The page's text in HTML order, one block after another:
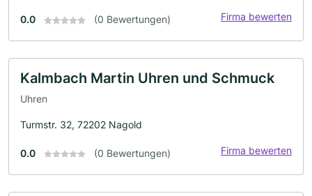
0.0 (0 Bewertungen) Firma bewerten
Kalmbach Martin Uhren und Schmuck
Uhren
Turmstr. 32, 72202 Nagold
0.0 (0 Bewertungen) Firma bewerten